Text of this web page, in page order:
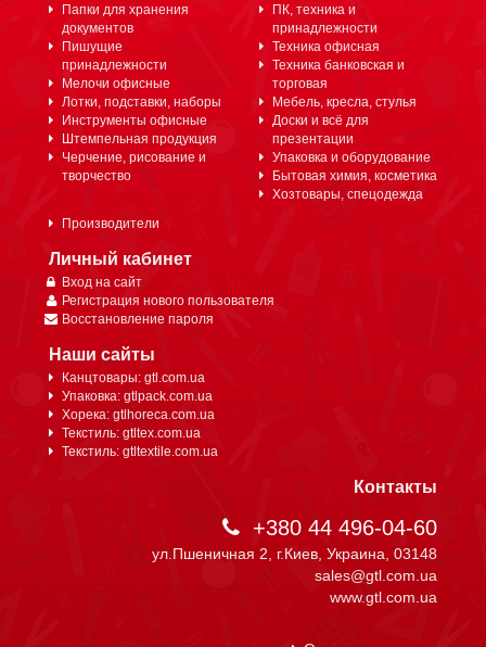
Папки для хранения
документов
Пишущие
принадлежности
Мелочи офисные
Лотки, подставки, наборы
Инструменты офисные
Штемпельная продукция
Черчение, рисование и
творчество
ПК, техника и
принадлежности
Техника офисная
Техника банковская и
торговая
Мебель, кресла, стулья
Доски и всё для
презентации
Упаковка и оборудование
Бытовая химия, косметика
Хозтовары, спецодежда
Производители
Личный кабинет
Вход на сайт
Регистрация нового пользователя
Восстановление пароля
Наши сайты
Канцтовары: gtl.com.ua
Упаковка: gtlpack.com.ua
Хорека: gtlhoreca.com.ua
Текстиль: gtltex.com.ua
Текстиль: gtltextile.com.ua
Контакты
+380 44 496-04-60
ул.Пшеничная 2, г.Киев, Украина, 03148
sales@gtl.com.ua
www.gtl.com.ua